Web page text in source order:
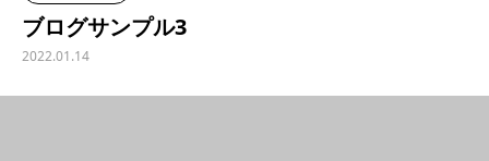
ブログサンプル3
2022.01.14